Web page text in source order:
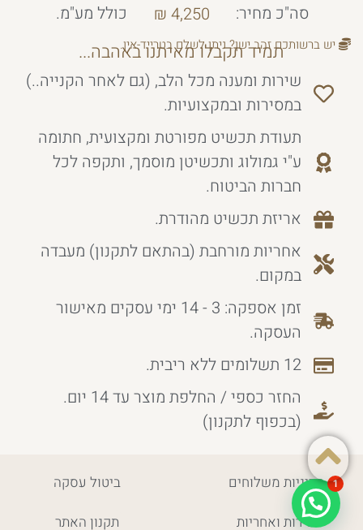
סה"כ מחיר: ₪ 4,250 כולל מע"מ.
יש ברשותכם זהב ישן? ניתן לשלם בטרייד-אין.
תמיד תקבלו מאיתנו באהבה...
שירות ומענה מכל הלב, (גם לאחר הקנייה..)
במסירות ובמקצועיות.
תעודת תכשיט מפורטת ומקצועית, חתומה
ע"י גמולוג ותכשיטן מוסמך, ותקפה לכל
חברות הביטוח.
אריזת תכשיט מהודרת.
אחריות מורחבת (בהתאם לתקנון) מעבדה
במקום.
זמן אספקה: 3 - 14 ימי עסקים מאישור
העסקה.
12 תשלומים ללא ריבית.
החזר כספי / החלפת מוצר עד 14 יום.
(בכפוף לתקנון)
מדיניות משלוחים
ביטול עסקה
שירות ואחריות
תקנון האתר
1